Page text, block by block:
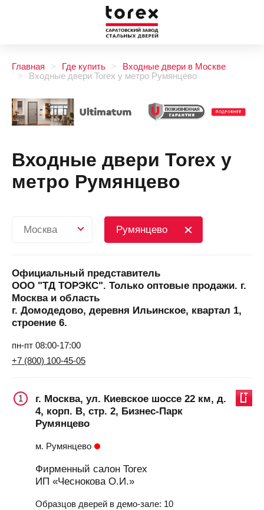
Главная Где купить
Входные двери в Москве
Входные двери Torex у метро Румянцево
Входные двери Torex у
метро Румянцево
Москва Румянцево
Официальный представитель
ООО "ТД ТОРЭКС". Только оптовые продажи. г.
Москва и область
г. Домодедово, деревня Ильинское, квартал 1,
строение 6.
пн-пт 08:00-17:00
+7 (800) 100-45-05
1
г. Москва, ул. Киевское шоссе 22 км, д.
4, корп. В, стр. 2, Бизнес-Парк
Румянцево
м. Румянцево
Фирменный салон Torex
ИП «Чеснокова О.И.»
Образцов дверей в демо-зале: 10